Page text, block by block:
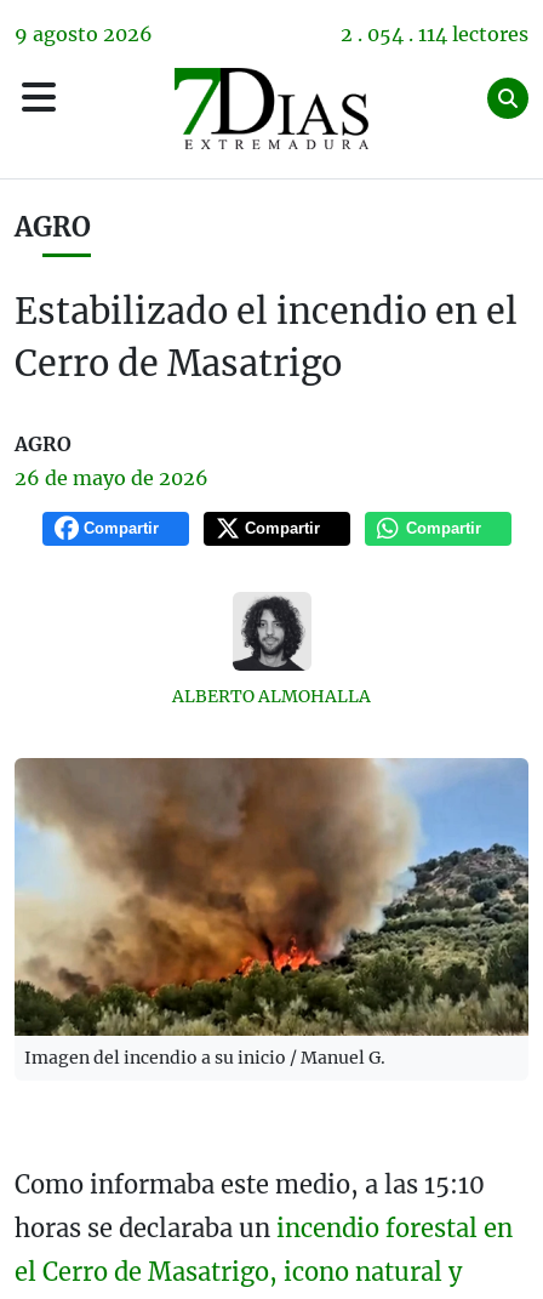
9 agosto 2026 2 . 054 . 114 lectores
AGRO
Estabilizado el incendio en el
Cerro de Masatrigo
AGRO
26 de mayo de 2026
Compartir Compartir Compartir
ALBERTO ALMOHALLA
Imagen del incendio a su inicio / Manuel G.
Como informaba este medio, a las 15:10
horas se declaraba un incendio forestal en
el Cerro de Masatrigo, icono natural y